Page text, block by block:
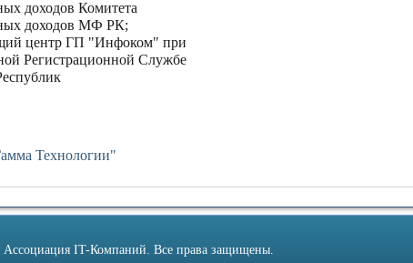
доходов Комитета
доходов МФ РК;
центр ГП "Инфоком" при
Регистрационной Службе
Технологии"
Ассоциация IT-Компаний. Все права защищены.